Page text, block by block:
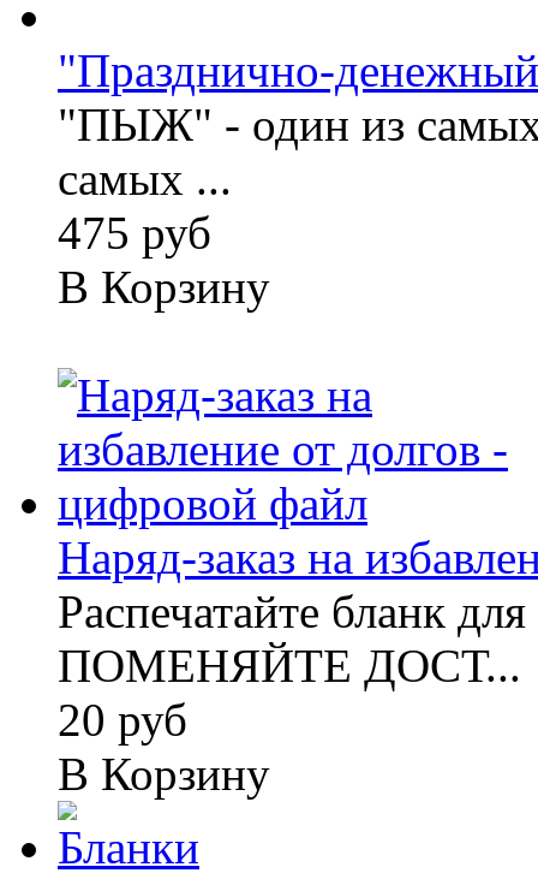
"Празднично-
"ПЫЖ" - один из самых
самых ...
475 руб
В Корзину
Наряд-заказ на
Распечатайте бланк
ПОМЕНЯЙТЕ ДОСТ...
20 руб
В Корзину